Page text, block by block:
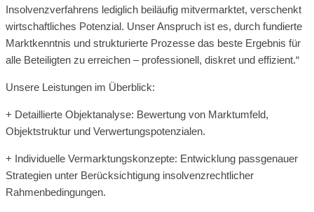
Insolvenzverfahrens lediglich beiläufig mitvermarktet, verschenkt
wirtschaftliches Potenzial. Unser Anspruch ist es, durch fundierte
Marktkenntnis und strukturierte Prozesse das beste Ergebnis für
alle Beteiligten zu erreichen – professionell, diskret und effizient.“
Unsere Leistungen im Überblick:
+ Detaillierte Objektanalyse: Bewertung von Marktumfeld,
Objektstruktur und Verwertungspotenzialen.
+ Individuelle Vermarktungskonzepte: Entwicklung passgenauer
Strategien unter Berücksichtigung insolvenzrechtlicher
Rahmenbedingungen.